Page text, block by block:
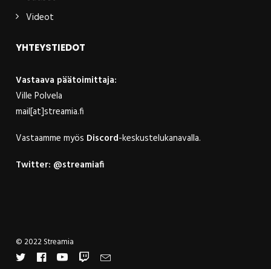
Videot
YHTEYSTIEDOT
Vastaava päätoimittaja:
Ville Polvela
mail[at]streamia.fi
Vastaamme myös Discord-keskustelukanavalla.
Twitter: @streamiafi
© 2022 Streamia